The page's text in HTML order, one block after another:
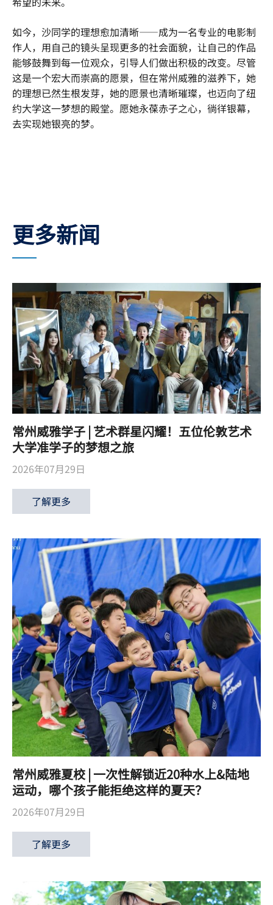
如今，沙同学的理想愈加清晰——成为一名专业的电影制
作人，用自己的镜头呈现更多的社会面貌，让自己的作品
能够鼓舞到每一位观众，引导人们做出积极的改变。尽管
这是一个宏大而崇高的愿景，但在常州威雅的滋养下，她
的理想已然生根发芽，她的愿景也清晰璀璨，也迈向了纽
约大学这一梦想的殿堂。愿她永葆赤子之心，徜徉银幕，
去实现她银亮的梦。
更多新闻
常州威雅学子 | 艺术群星闪耀！五位伦敦艺术
大学准学子的梦想之旅
2026年07月29日
了解更多
常州威雅夏校 | 一次性解锁近20种水上&陆地
运动，哪个孩子能拒绝这样的夏天？
2026年07月29日
了解更多